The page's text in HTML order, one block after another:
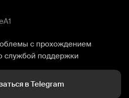
с прохождением
службой поддержки
в Telegram